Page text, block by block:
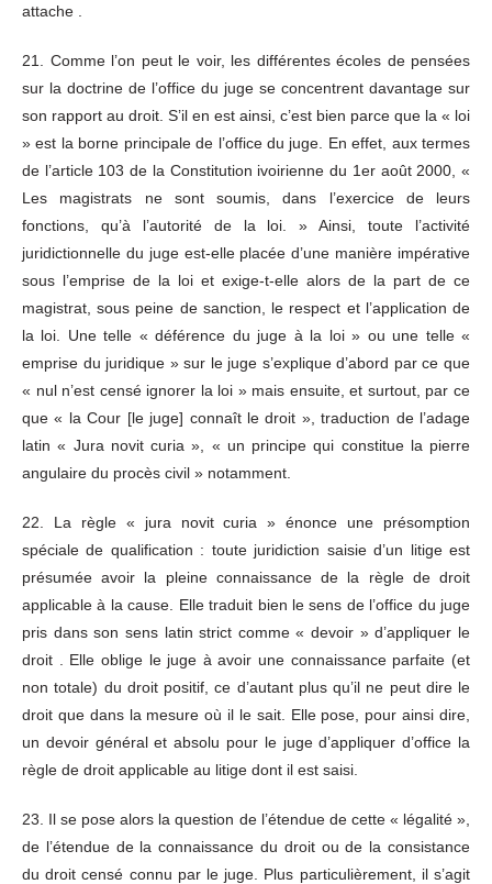
attache .
21. Comme l’on peut le voir, les différentes écoles de pensées
sur la doctrine de l’office du juge se concentrent davantage sur
son rapport au droit. S’il en est ainsi, c’est bien parce que la « loi
» est la borne principale de l’office du juge. En effet, aux termes
de l’article 103 de la Constitution ivoirienne du 1er août 2000, «
Les magistrats ne sont soumis, dans l’exercice de leurs
fonctions, qu’à l’autorité de la loi. » Ainsi, toute l’activité
juridictionnelle du juge est-elle placée d’une manière impérative
sous l’emprise de la loi et exige-t-elle alors de la part de ce
magistrat, sous peine de sanction, le respect et l’application de
la loi. Une telle « déférence du juge à la loi » ou une telle «
emprise du juridique » sur le juge s’explique d’abord par ce que
« nul n’est censé ignorer la loi » mais ensuite, et surtout, par ce
que « la Cour [le juge] connaît le droit », traduction de l’adage
latin « Jura novit curia », « un principe qui constitue la pierre
angulaire du procès civil » notamment.
22. La règle « jura novit curia » énonce une présomption
spéciale de qualification : toute juridiction saisie d’un litige est
présumée avoir la pleine connaissance de la règle de droit
applicable à la cause. Elle traduit bien le sens de l’office du juge
pris dans son sens latin strict comme « devoir » d’appliquer le
droit . Elle oblige le juge à avoir une connaissance parfaite (et
non totale) du droit positif, ce d’autant plus qu’il ne peut dire le
droit que dans la mesure où il le sait. Elle pose, pour ainsi dire,
un devoir général et absolu pour le juge d’appliquer d’office la
règle de droit applicable au litige dont il est saisi.
23. Il se pose alors la question de l’étendue de cette « légalité »,
de l’étendue de la connaissance du droit ou de la consistance
du droit censé connu par le juge. Plus particulièrement, il s’agit